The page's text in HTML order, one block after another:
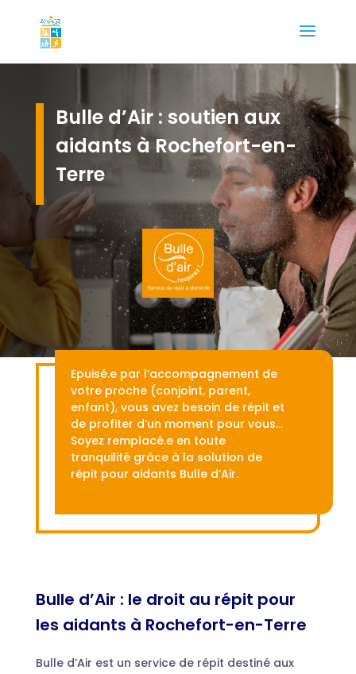
Bulle d’Air : soutien aux
aidants à Rochefort-en-
Terre
Epuisé.e par l’accompagnement de
votre proche (conjoint, parent,
enfant), vous avez besoin de répit et
de profiter d’un moment pour vous…
Soyez remplacé.e en toute
tranquilité grâce à la solution de
répit pour aidants Bulle d’Air.
Bulle d’Air : le droit au répit pour
les aidants à Rochefort-en-Terre
Bulle d’Air est un service de répit destiné aux